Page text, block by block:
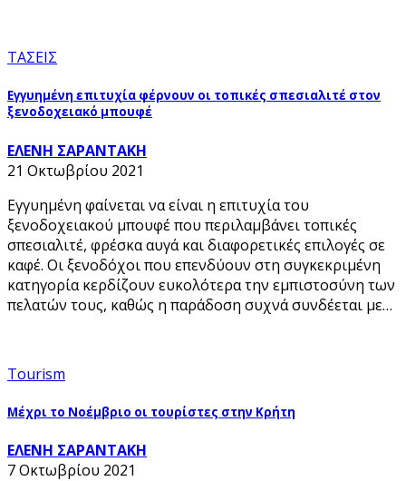
ΤΑΣΕΙΣ
Εγγυημένη επιτυχία φέρνουν οι τοπικές σπεσιαλιτέ στον
ξενοδοχειακό μπουφέ
ΕΛΕΝΗ ΣΑΡΑΝΤΑΚΗ
21 Οκτωβρίου 2021
Εγγυημένη φαίνεται να είναι η επιτυχία του
ξενοδοχειακού μπουφέ που περιλαμβάνει τοπικές
σπεσιαλιτέ, φρέσκα αυγά και διαφορετικές επιλογές σε
καφέ. Οι ξενοδόχοι που επενδύουν στη συγκεκριμένη
κατηγορία κερδίζουν ευκολότερα την εμπιστοσύνη των
πελατών τους, καθώς η παράδοση συχνά συνδέεται με…
Tourism
Μέχρι το Νοέμβριο οι τουρίστες στην Κρήτη
ΕΛΕΝΗ ΣΑΡΑΝΤΑΚΗ
7 Οκτωβρίου 2021